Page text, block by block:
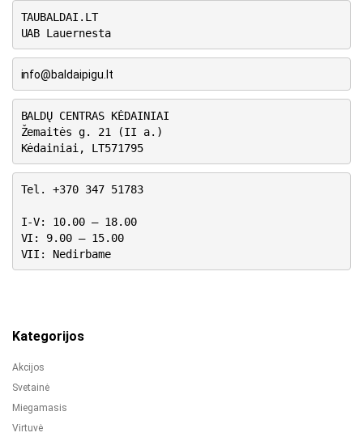
TAUBALDAI.LT
UAB Lauernesta
info@baldaipigu.lt
BALDŲ CENTRAS KĖDAINIAI
Žemaitės g. 21 (II a.)
Kėdainiai, LT571795
Tel. +370 347 51783
I-V: 10.00 – 18.00
VI: 9.00 – 15.00
VII: Nedirbame
Kategorijos
Akcijos
Svetainė
Miegamasis
Virtuvė